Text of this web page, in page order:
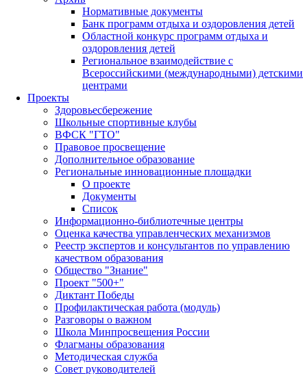
Нормативные документы
Банк программ отдыха и оздоровления детей
Областной конкурс программ отдыха и
оздоровления детей
Региональное взаимодействие с
Всероссийскими (международными) детскими
центрами
Проекты
Здоровьесбережение
Школьные спортивные клубы
ВФСК "ГТО"
Правовое просвещение
Дополнительное образование
Региональные инновационные площадки
О проекте
Документы
Список
Информационно-библиотечные центры
Оценка качества управленческих механизмов
Реестр экспертов и консультантов по управлению
качеством образования
Общество "Знание"
Проект "500+"
Диктант Победы
Профилактическая работа (модуль)
Разговоры о важном
Школа Минпросвещения России
Флагманы образования
Методическая служба
Совет руководителей